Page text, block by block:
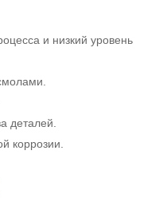
и низкий уровень
деталей.
коррозии.